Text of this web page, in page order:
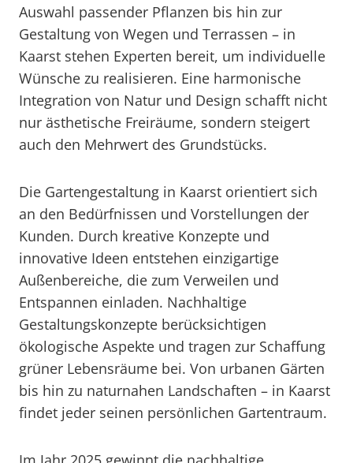
Auswahl passender Pflanzen bis hin zur
Gestaltung von Wegen und Terrassen – in
Kaarst stehen Experten bereit, um individuelle
Wünsche zu realisieren. Eine harmonische
Integration von Natur und Design schafft nicht
nur ästhetische Freiräume, sondern steigert
auch den Mehrwert des Grundstücks.
Die Gartengestaltung in Kaarst orientiert sich
an den Bedürfnissen und Vorstellungen der
Kunden. Durch kreative Konzepte und
innovative Ideen entstehen einzigartige
Außenbereiche, die zum Verweilen und
Entspannen einladen. Nachhaltige
Gestaltungskonzepte berücksichtigen
ökologische Aspekte und tragen zur Schaffung
grüner Lebensräume bei. Von urbanen Gärten
bis hin zu naturnahen Landschaften – in Kaarst
findet jeder seinen persönlichen Gartentraum.